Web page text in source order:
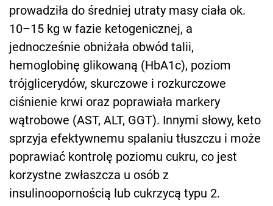
prowadziła do średniej utraty masy ciała ok.
10–15 kg w fazie ketogenicznej, a
jednocześnie obniżała obwód talii,
hemoglobinę glikowaną (HbA1c), poziom
trójglicerydów, skurczowe i rozkurczowe
ciśnienie krwi oraz poprawiała markery
wątrobowe (AST, ALT, GGT). Innymi słowy, keto
sprzyja efektywnemu spalaniu tłuszczu i może
poprawiać kontrolę poziomu cukru, co jest
korzystne zwłaszcza u osób z
insulinoopornością lub cukrzycą typu 2.